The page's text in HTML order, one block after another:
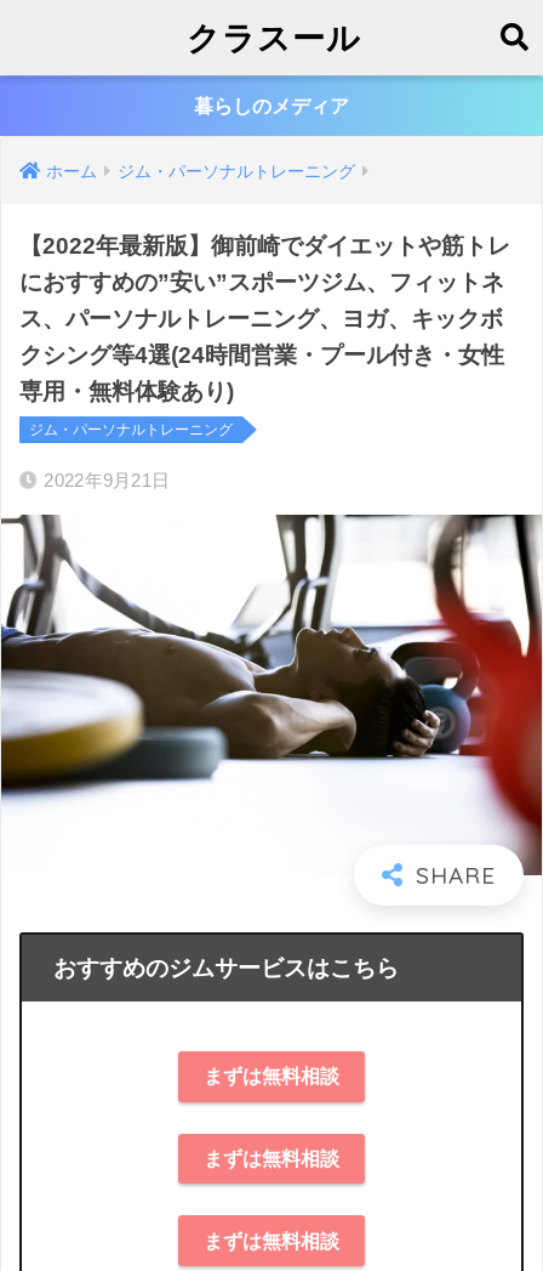
クラスール
暮らしのメディア
ホーム ジム・パーソナルトレーニング
【2022年最新版】御前崎でダイエットや筋トレ
におすすめの”安い”スポーツジム、フィットネ
ス、パーソナルトレーニング、ヨガ、キックボ
クシング等4選(24時間営業・プール付き・女性
専用・無料体験あり)
ジム・パーソナルトレーニング
2022年9月21日
おすすめのジムサービスはこちら
まずは無料相談
まずは無料相談
まずは無料相談